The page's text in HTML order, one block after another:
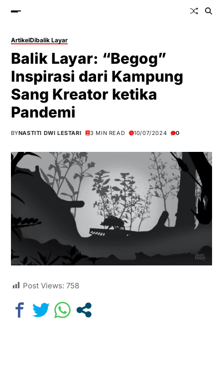
ArtikelDibalik Layar
Balik Layar: “Begog”
Inspirasi dari Kampung
Sang Kreator ketika
Pandemi
BYNASTITI DWI LESTARI 3 MIN READ 10/07/2024 0
Post Views: 758